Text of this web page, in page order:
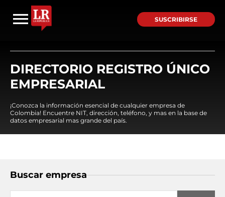
SUSCRIBIRSE
DIRECTORIO REGISTRO ÚNICO
EMPRESARIAL
¡Conozca la información esencial de cualquier empresa de
Colombia! Encuentre NIT, dirección, teléfono, y mas en la base de
datos empresarial mas grande del país.
Buscar empresa